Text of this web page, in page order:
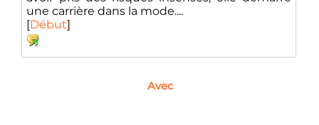
une carrière dans la mode....
[Début]
Avec